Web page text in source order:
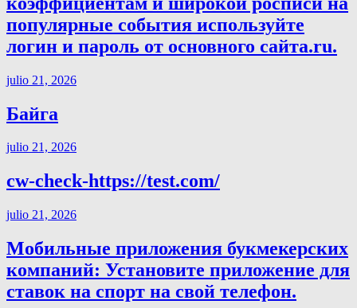
популярные события используйте
логин и пароль от основного сайта.ru.
julio 21, 2026
Байга
julio 21, 2026
cw-check-https://test.com/
julio 21, 2026
Мобильные приложения букмекерских
компаний: Установите приложение для
ставок на спорт на свой телефон.